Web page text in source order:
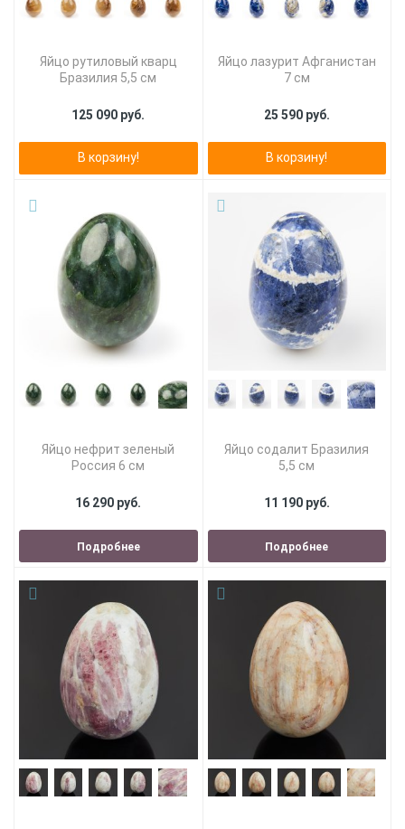
Яйцо рутиловый кварц
Бразилия 5,5 см
125 090 руб.
В корзину!
Яйцо лазурит Афганистан
7 см
25 590 руб.
В корзину!
Яйцо нефрит зеленый
Россия 6 см
16 290 руб.
Подробнее
Яйцо содалит Бразилия
5,5 см
11 190 руб.
Подробнее